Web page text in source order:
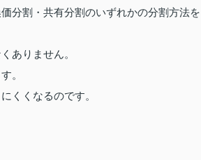
分割・共有分割のいずれかの分割方法を
ありません。
。
くくなるのです。